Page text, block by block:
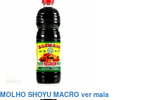
MOLHO SHOYU MACRO ver mais